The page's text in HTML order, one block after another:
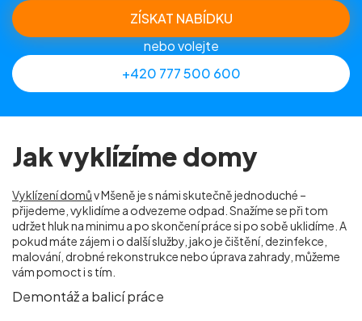
ZÍSKAT NABÍDKU
nebo volejte
+420 777 500 600
Jak vyklízíme domy
Vyklízení domův Mšeně je s námi skutečně jednoduché –
přijedeme, vyklidíme a odvezeme odpad. Snažíme se při tom
udržet hluk na minimu a po skončení práce si po sobě uklidíme. A
pokud máte zájem i o další služby, jako je čištění, dezinfekce,
malování, drobné rekonstrukce nebo úprava zahrady, můžeme
vám pomoct i s tím.
Demontáž a balicí práce